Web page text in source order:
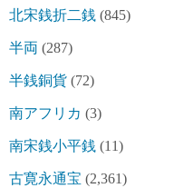
北宋銭折二銭 (845)
半両 (287)
半銭銅貨 (72)
南アフリカ (3)
南宋銭小平銭 (11)
古寛永通宝 (2,361)